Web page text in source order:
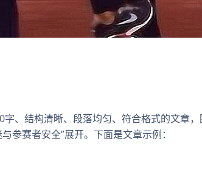
、结构清晰、段落均匀、符合格式的文章，
参赛者安全”展开。下面是文章示例：